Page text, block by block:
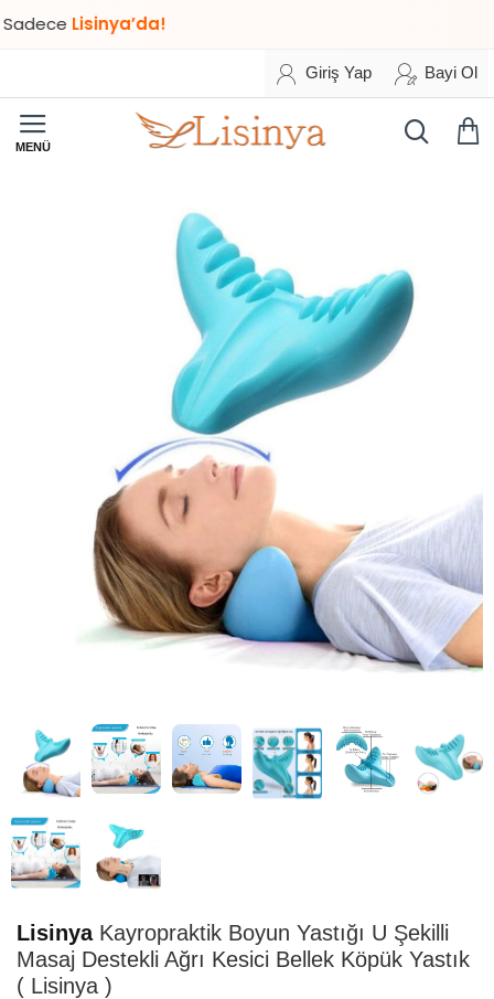
Lisinya’da!
Giriş Yap Bayi Ol
TESLİMAT
LisinyaKayropraktik Boyun Yastığı U Şekilli
Masaj Destekli Ağrı Kesici Bellek Köpük Yastık
( Lisinya )